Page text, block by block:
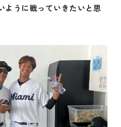
ように戦っていきたいと思